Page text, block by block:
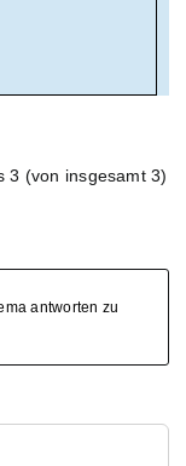
3 (von insgesamt 3)
antworten zu